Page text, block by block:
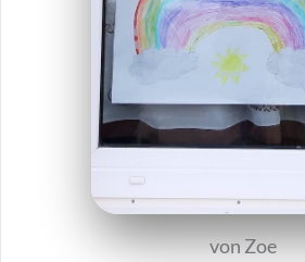
von Zoe